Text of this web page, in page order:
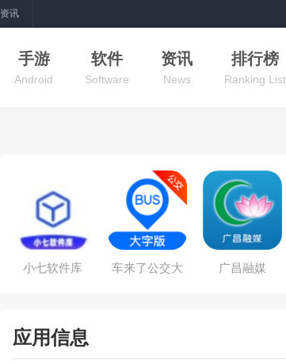
资讯
手游
Android
软件
Software
资讯
News
排行榜
Ranking List
小七软件库
车来了公交大
广昌融媒
应用信息